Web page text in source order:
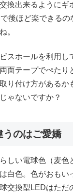
換出来るようにギ
後ほど楽できるの
。
スホールを利用し
面テープでぺたり
り付け方があるか
ゃないですか？
うのはご愛嬌
しい電球色（麦色
白色。色がおもい
交換型LEDはただ